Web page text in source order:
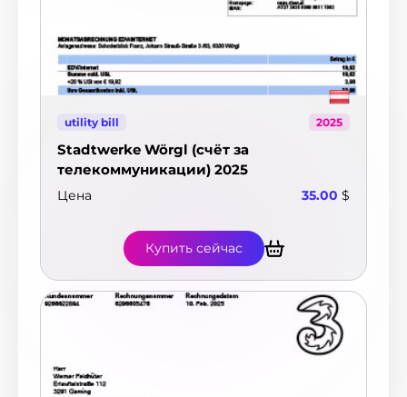
utility bill 2025
Stadtwerke Wörgl (счёт за
телекоммуникации) 2025
Цена 35.00 $
Купить сейчас